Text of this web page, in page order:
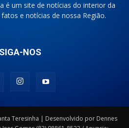
é um site de notícias do interior da
e notícias de nossa Região.
SIGA-NOS
Teresinha | Desenvolvido por Dennes